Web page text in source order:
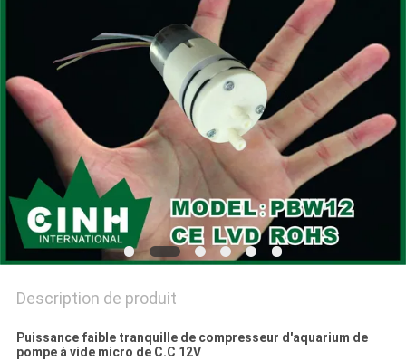
PRIVACY
POLICY
Description de produit
Puissance faible tranquille de compresseur d'aquarium de
pompe à vide micro de C.C 12V